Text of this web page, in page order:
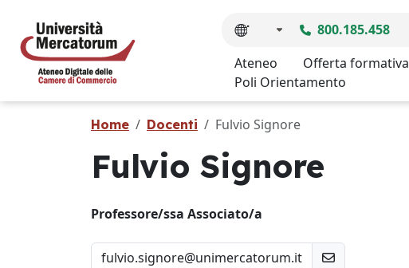
800.185.458
Ateneo Offerta formativa
Poli Orientamento
Home Docenti Fulvio Signore
Fulvio Signore
Professore/ssa Associato/a
fulvio.signore@unimercatorum.it